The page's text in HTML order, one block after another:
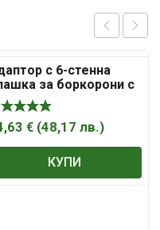
с 6-стенна
за боркорони с
резба за с-ма
€ (48,17лв.)
КУПИ